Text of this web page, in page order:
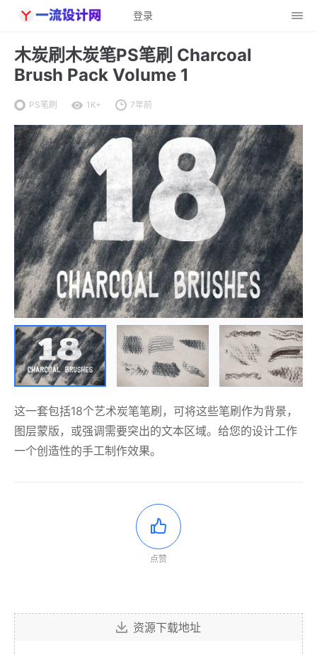
登录
木炭刷木炭笔PS笔刷 Charcoal
Brush Pack Volume 1
PS笔刷 1K+ 7年前
这一套包括18个艺术炭笔笔刷，可将这些笔刷作为背景，
图层蒙版，或强调需要突出的文本区域。给您的设计工作
一个创造性的手工制作效果。
点赞
资源下载地址